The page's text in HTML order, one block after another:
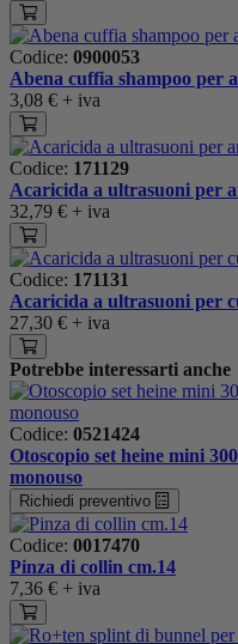
Codice: 0900053
Abena cuffia shampoo per
3,08 € + iva
Codice: 171129
Acaricida a ultrasuoni per
32,79 € + iva
Codice: 171131
Acaricida a ultrasuoni per
27,30 € + iva
Potrebbe interessarti anche
Codice: 0521424
Otoscopio set heine mini
monouso
Richiedi preventivo
Codice: 0017470
Pinza di collin cm.14
7,36 € + iva